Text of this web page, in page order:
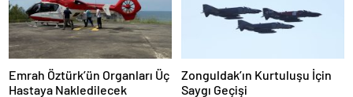
Emrah Öztürk’ün Organları Üç
Hastaya Nakledilecek
Zonguldak’ın Kurtuluşu İçin
Saygı Geçişi